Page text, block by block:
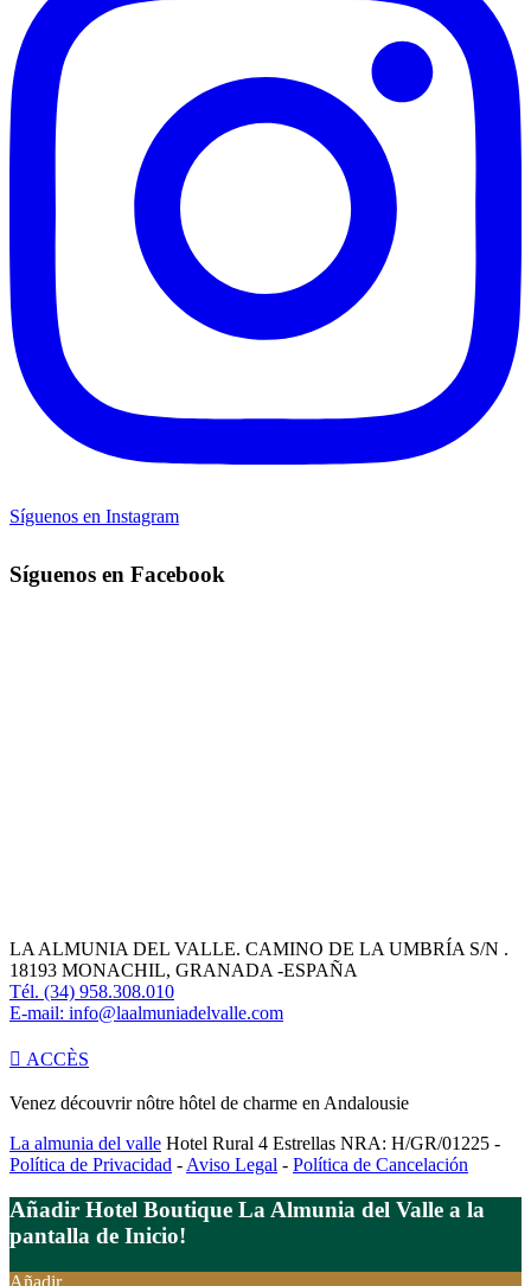
Síguenos en Instagram
Síguenos en Facebook
LA ALMUNIA DEL VALLE. CAMINO DE LA UMBRÍA S/N .
18193 MONACHIL, GRANADA -ESPAÑA
Tél. (34) 958.308.010
E-mail: info@laalmuniadelvalle.com
ACCÈS
Venez découvrir nôtre hôtel de charme en Andalousie
La almunia del valle Hotel Rural 4 Estrellas NRA: H/GR/01225 -
Política de Privacidad - Aviso Legal - Política de Cancelación
Añadir Hotel Boutique La Almunia del Valle a la
pantalla de Inicio!
Añadir